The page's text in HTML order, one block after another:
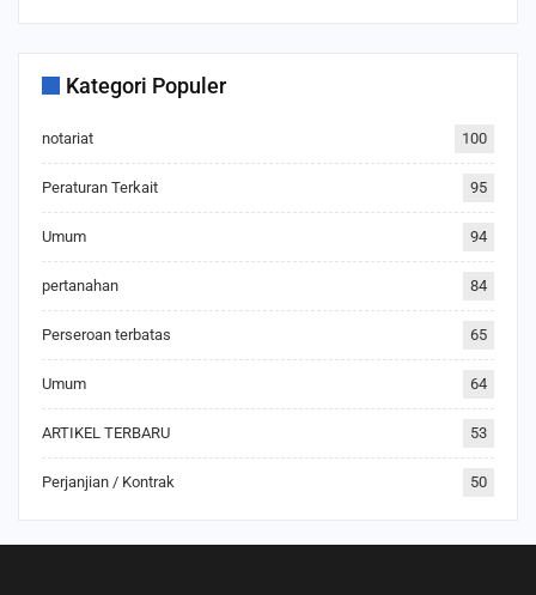
Kategori Populer
notariat 100
Peraturan Terkait 95
Umum 94
pertanahan 84
Perseroan terbatas 65
Umum 64
ARTIKEL TERBARU 53
Perjanjian / Kontrak 50